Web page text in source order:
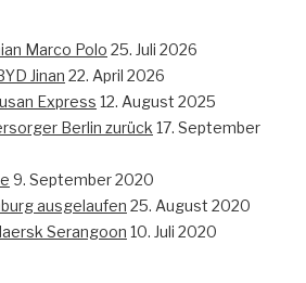
Marco Polo 25. Juli 2026
Jinan 22. April 2026
Express 12. August 2025
Berlin zurück 17. September
9. September 2020
ausgelaufen 25. August 2020
Serangoon 10. Juli 2020